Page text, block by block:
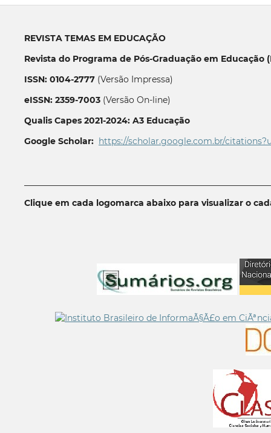
REVISTA TEMAS EM EDUCAÇÃO
Revista do Programa de Pós-Graduação em Educação
ISSN: 0104-2777(Versão Impressa)
eISSN: 2359-7003(Versão On-line)
Qualis Capes 2021-2024: A3 Educação
Google Scholar: https://scholar.google.com.br/
Clique em cada logomarca abaixo para visualizar o